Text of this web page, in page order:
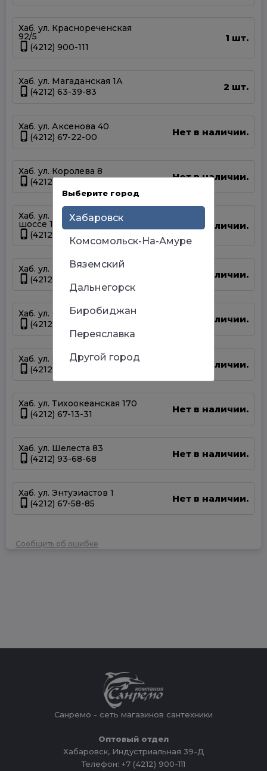
Хаб. ул. Краснореченская
92/5
(4212) 900-111
1 шт.
Хаб. ул. Магаданская 1А
(4212) 63-39-83
2 шт.
Хаб. ул. Аксенова 40
(4212) 67-22-00
Нет в наличии.
Хаб. ул. Королева 8
(4212) 36-09-70
Нет в наличии.
Хаб. ул. Матвеевское
шоссе 13А
(4212) 69-93-93
Нет в наличии.
Хаб. ул. Панфиловцев 14Б
(4212) 63-22-47
Нет в наличии.
Хаб. ул. Серышева 34
(4212) 47-44-66
Нет в наличии.
Хаб. ул. Суворова 45
(4212) 50-67-37
Нет в наличии.
Хаб. ул. Тихоокеанская 170
(4212) 67-13-31
Нет в наличии.
Хаб. ул. Шелеста 83
(4212) 93-68-68
Нет в наличии.
Хаб. ул. Энтузиастов 1
(4212) 67-58-85
Нет в наличии.
Сообщить об ошибке
Санремо - сеть магазинов сантехники
Оптовый отдел
Хабаровск, Индустриальная 39-Д
Телефон: +7 (4212) 900-111
Выберите город
Хабаровск
Комсомольск-На-Амуре
Вяземский
Дальнегорск
Биробиджан
Переяславка
Другой город